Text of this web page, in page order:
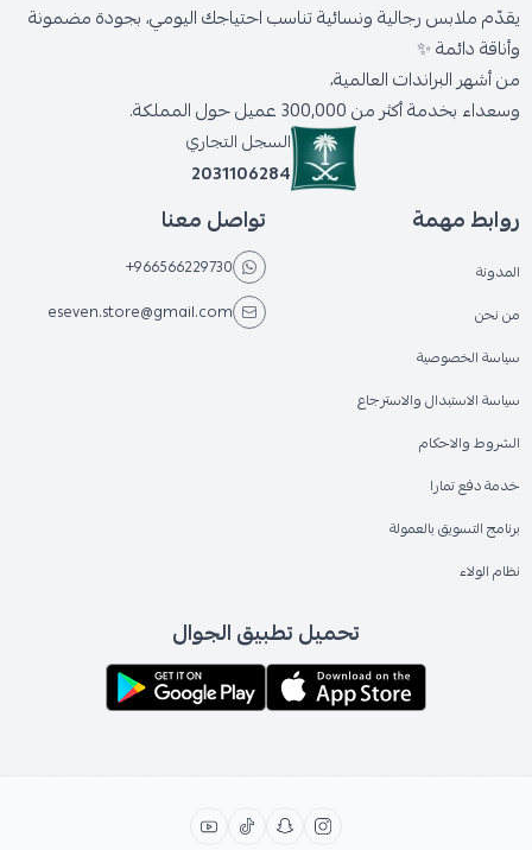
يقدّم ملابس رجالية ونسائية تناسب احتياجك اليومي، بجودة مضمونة
وأناقة دائمة ✨
من أشهر البراندات العالمية،
وسعداء بخدمة أكثر من 300,000 عميل حول المملكة.
السجل التجاري
2031106284
روابط مهمة
المدونة
من نحن
سياسة الخصوصية
سياسة الاستبدال والاسترجاع
الشروط والاحكام
خدمة دفع تمارا
برنامج التسويق بالعمولة
نظام الولاء
تواصل معنا
+966566229730
eseven.store@gmail.com
تحميل تطبيق الجوال